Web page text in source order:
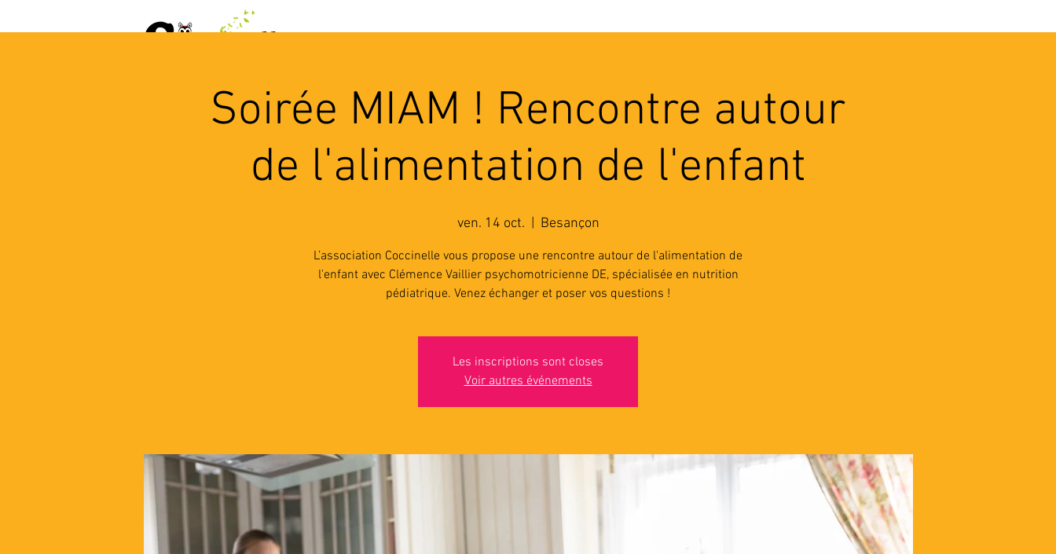
Soirée MIAM ! Rencontre autour
de l'alimentation de l'enfant
ven. 14 oct. Besançon
L’association Coccinelle vous propose une rencontre autour de l'alimentation de
l'enfant avec Clémence Vaillier psychomotricienne DE, spécialisée en nutrition
pédiatrique. Venez échanger et poser vos questions !
Les inscriptions sont closes
Voir autres événements